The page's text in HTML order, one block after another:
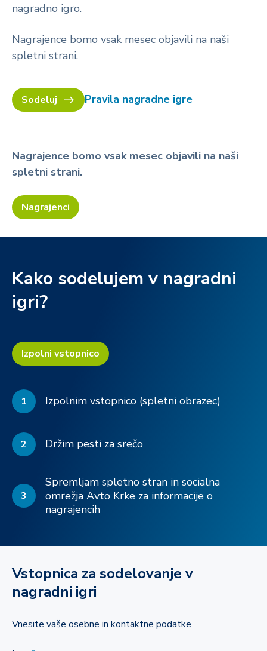
nagradno igro.
Nagrajence bomo vsak mesec objavili na naši
spletni strani.
Sodeluj Pravila nagradne igre
Nagrajence bomo vsak mesec objavili na naši
spletni strani.
Nagrajenci
Kako sodelujem v nagradni
igri?
Izpolni vstopnico
1 Izpolnim vstopnico (spletni obrazec)
2 Držim pesti za srečo
3
Spremljam spletno stran in socialna
omrežja Avto Krke za informacije o
nagrajencih
Vstopnica za sodelovanje v
nagradni igri
Vnesite vaše osebne in kontaktne podatke